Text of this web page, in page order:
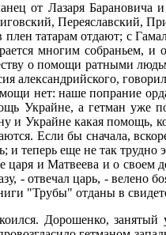
от Лазаря
Переяславский,
татарам отдают; с
многим собраньем,
о помощи ратными
александрийского,
нет: наше попрание
Украйне, а гетман уже
и Украйне какая помощь,
Если бы сначала,
теперь еще не так трудно
царя и Матвеева и о своем
- отвечал царь, - велено
"Трубы" отданы в
Дорошенко,